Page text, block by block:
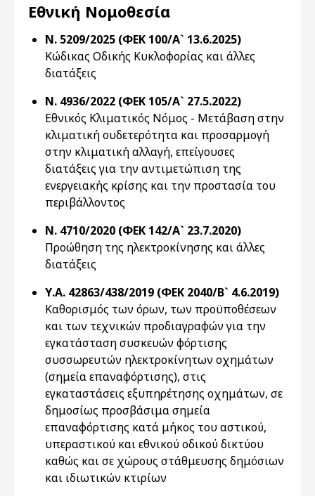
Εθνική Νομοθεσία
Ν. 5209/2025 (ΦΕΚ 100/Α` 13.6.2025)
Κώδικας Οδικής Κυκλοφορίας και άλλες
διατάξεις
Ν. 4936/2022 (ΦΕΚ 105/Α` 27.5.2022)
Εθνικός Κλιματικός Νόμος - Μετάβαση στην
κλιματική ουδετερότητα και προσαρμογή
στην κλιματική αλλαγή, επείγουσες
διατάξεις για την αντιμετώπιση της
ενεργειακής κρίσης και την προστασία του
περιβάλλοντος
Ν. 4710/2020 (ΦΕΚ 142/Α` 23.7.2020)
Προώθηση της ηλεκτροκίνησης και άλλες
διατάξεις
Υ.Α. 42863/438/2019 (ΦΕΚ 2040/Β` 4.6.2019)
Καθορισμός των όρων, των προϋποθέσεων
και των τεχνικών προδιαγραφών για την
εγκατάσταση συσκευών φόρτισης
συσσωρευτών ηλεκτροκίνητων οχημάτων
(σημεία επαναφόρτισης), στις
εγκαταστάσεις εξυπηρέτησης οχημάτων, σε
δημοσίως προσβάσιμα σημεία
επαναφόρτισης κατά μήκος του αστικού,
υπεραστικού και εθνικού οδικού δικτύου
καθώς και σε χώρους στάθμευσης δημόσιων
και ιδιωτικών κτιρίων